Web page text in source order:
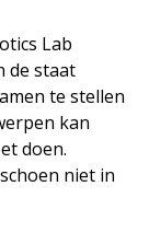
Lab
de staat
te stellen
kan
doen.
niet in